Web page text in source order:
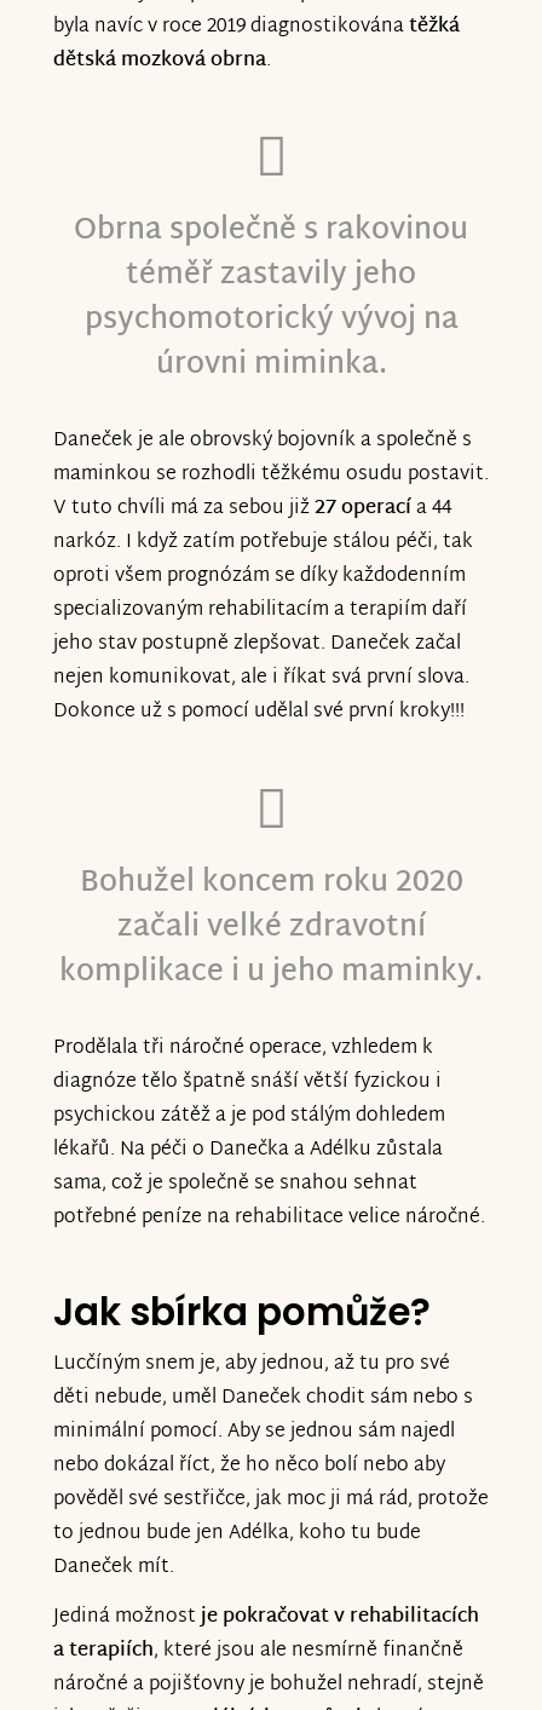
byla navíc v roce 2019 diagnostikovánatěžká
dětská mozková obrna.
Obrna společně s rakovinou
téměř zastavily jeho
psychomotorický vývoj na
úrovni miminka.
Daneček je ale obrovský bojovník a společně s
maminkou se rozhodli těžkému osudu postavit.
V tuto chvíli má za sebou již27 operacía 44
narkóz. I když zatím potřebuje stálou péči, tak
oproti všem prognózám se díky každodenním
specializovaným rehabilitacím a terapiím daří
jeho stav postupně zlepšovat. Daneček začal
nejen komunikovat, ale i říkat svá první slova.
Dokonce už s pomocí udělal své první kroky!!!
Bohužel koncem roku 2020
začali velké zdravotní
komplikace i u jeho maminky.
Prodělala tři náročné operace, vzhledem k
diagnóze tělo špatně snáší větší fyzickou i
psychickou zátěž a je pod stálým dohledem
lékařů. Na péči o Danečka a Adélku zůstala
sama, což je společně se snahou sehnat
potřebné peníze na rehabilitace velice náročné.
Jak sbírka pomůže?
Lucčíným snem je, aby jednou, až tu pro své
děti nebude, uměl Daneček chodit sám nebo s
minimální pomocí. Aby se jednou sám najedl
nebo dokázal říct, že ho něco bolí nebo aby
pověděl své sestřičce, jak moc ji má rád, protože
to jednou bude jen Adélka, koho tu bude
Daneček mít.
Jediná možnostje pokračovat v rehabilitacích
a terapiích, které jsou ale nesmírně finančně
náročné a pojišťovny je bohužel nehradí, stejně